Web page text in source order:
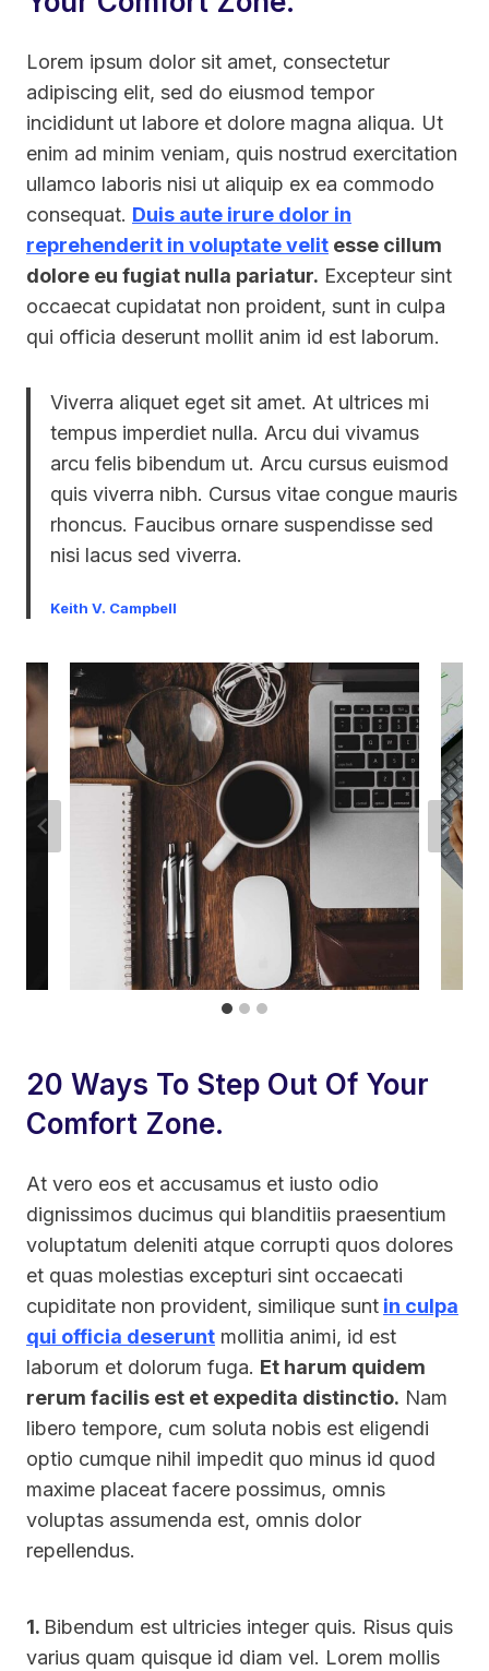
Lorem ipsum dolor sit amet, consectetur
adipiscing elit, sed do eiusmod tempor
incididunt ut labore et dolore magna aliqua. Ut
enim ad minim veniam, quis nostrud exercitation
ullamco laboris nisi ut aliquip ex ea commodo
consequat. Duis aute irure dolor in
reprehenderit in voluptate velit esse cillum
dolore eu fugiat nulla pariatur. Excepteur sint
occaecat cupidatat non proident, sunt in culpa
qui officia deserunt mollit anim id est laborum.
Viverra aliquet eget sit amet. At ultrices mi
tempus imperdiet nulla. Arcu dui vivamus
arcu felis bibendum ut. Arcu cursus euismod
quis viverra nibh. Cursus vitae congue mauris
rhoncus. Faucibus ornare suspendisse sed
nisi lacus sed viverra.
Keith V. Campbell
20 Ways To Step Out Of Your
Comfort Zone.
At vero eos et accusamus et iusto odio
dignissimos ducimus qui blanditiis praesentium
voluptatum deleniti atque corrupti quos dolores
et quas molestias excepturi sint occaecati
cupiditate non provident, similique sunt in culpa
qui officia deserunt mollitia animi, id est
laborum et dolorum fuga. Et harum quidem
rerum facilis est et expedita distinctio. Nam
libero tempore, cum soluta nobis est eligendi
optio cumque nihil impedit quo minus id quod
maxime placeat facere possimus, omnis
voluptas assumenda est, omnis dolor
repellendus.
1. Bibendum est ultricies integer quis. Risus quis
varius quam quisque id diam vel. Lorem mollis